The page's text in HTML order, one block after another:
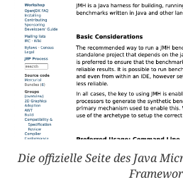
Die offizielle Seite des Java